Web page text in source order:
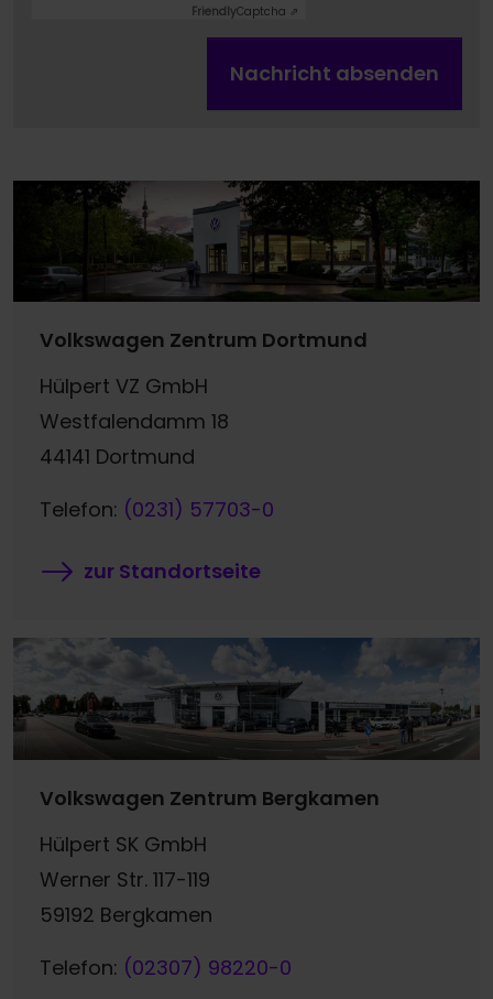
FriendlyCaptcha ⇗
Nachricht absenden
Volkswagen Zentrum Dortmund
Hülpert VZ GmbH
Westfalendamm 18
44141 Dortmund
Telefon: (0231) 57703-0
zur Standortseite
Volkswagen Zentrum Bergkamen
Hülpert SK GmbH
Werner Str. 117-119
59192 Bergkamen
Telefon: (02307) 98220-0